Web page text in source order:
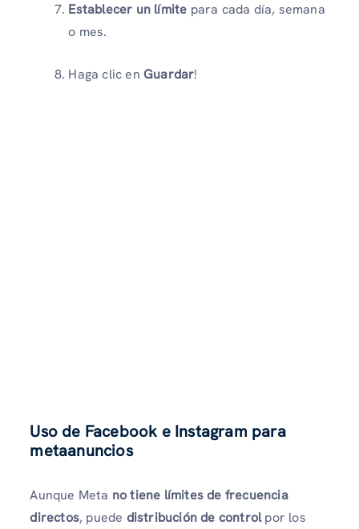
Establecer un límite para cada día, semana
o mes.
Haga clic en Guardar!
Uso de Facebook e Instagram para
metaanuncios
Aunque Meta no tiene límites de frecuencia
directos, puede distribución de controlpor los